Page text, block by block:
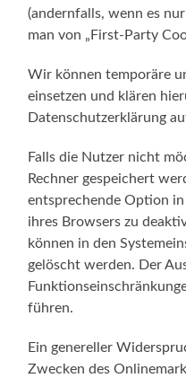
(andernfalls, wenn es
man von „First-Party
Wir können temporäre
einsetzen und klären
Datenschutzerklärung
Falls die Nutzer nicht
Rechner gespeichert
entsprechende Option
ihres Browsers zu
können in den
gelöscht werden. Der
führen.
Ein genereller
Zwecken des